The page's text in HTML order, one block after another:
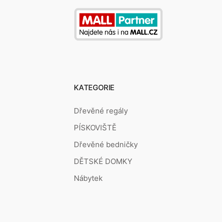
KATEGORIE
Dřevěné regály
PÍSKOVIŠTĚ
Dřevěné bedničky
DĚTSKÉ DOMKY
Nábytek